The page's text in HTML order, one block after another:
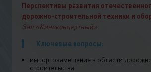
Перспективы развития
дорожно-строительной техники и
Зал «Киноконцертный»
Ключевые вопросы:
импортозамещение в области
строительства;